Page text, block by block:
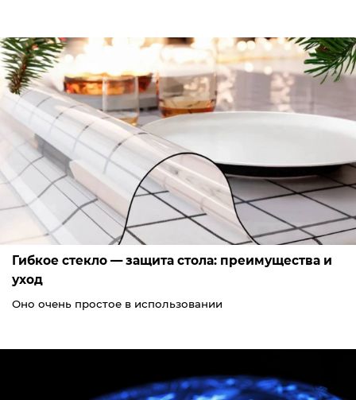
Гибкое стекло — защита стола: преимущества и
уход
Оно очень простое в использовании